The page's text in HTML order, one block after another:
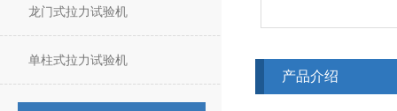
龙门式拉力试验机
单柱式拉力试验机
产品介绍